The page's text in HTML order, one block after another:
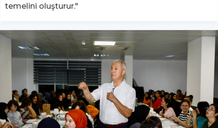
temelini oluşturur."